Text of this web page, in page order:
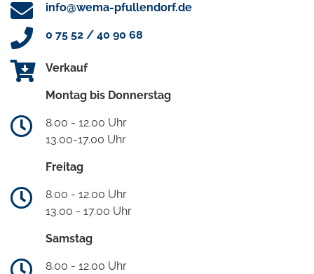
info@wema-pfullendorf.de
0 75 52 / 40 90 68
Verkauf
Montag bis Donnerstag
8.00 - 12.00 Uhr
13.00-17.00 Uhr
Freitag
8.00 - 12.00 Uhr
13.00 - 17.00 Uhr
Samstag
8.00 - 12.00 Uhr